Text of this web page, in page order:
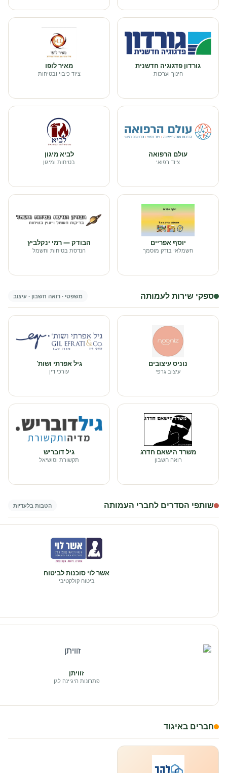
גורדון פדגוגיה חדשנית
חינוך וערכות
מאיר לופו
ציוד כיבוי ובטיחות
עולם הרפואה
ציוד רפואי
לביא מיגון
בטיחות ומיגון
יוסף אפריים
חשמלאי בודק מוסמך
הבודק — רמי ינקלביץ
הנדסת בטיחות וחשמל
ספקי שירות לעמותה משפטי · רואה חשבון · עיצוב
נוניס עיצובים
עיצוב גרפי
גיל אפרתי ושות'
עורכי דין
משרד הישאם חדרג
רואה חשבון
גיל דובריש
תקשורת וסושיאל
שותפי הסדרים לחברי העמותה הטבות בלעדיות
אשר לוי סוכנות לביטוח
ביטוח קולקטיבי
זוויתן
פתרונות היגיינה לגן
חברים באיגוד